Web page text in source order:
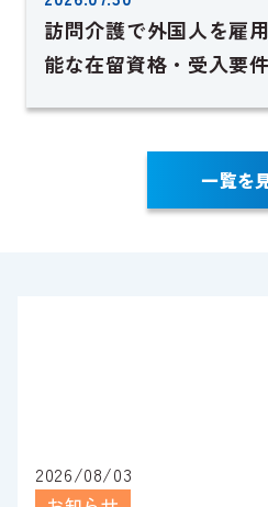
訪問介護で外国人を雇
能な在留資格・受入要
一覧を
2026/08/03